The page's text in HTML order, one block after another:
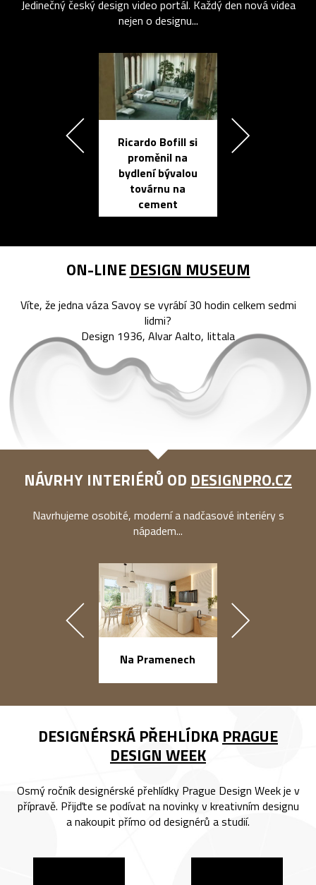
Jedinečný český design video portál. Každý den nová videa
nejen o designu...
Ricardo Bofill si
proměnil na
bydlení bývalou
továrnu na
cement
ON-LINE DESIGN MUSEUM
Víte, že jedna váza Savoy se vyrábí 30 hodin celkem sedmi
lidmi?
Design 1936, Alvar Aalto, Iittala
NÁVRHY INTERIÉRŮ OD DESIGNPRO.CZ
Navrhujeme osobité, moderní a nadčasové interiéry s
nápadem...
Na Pramenech
DESIGNÉRSKÁ PŘEHLÍDKA PRAGUE
DESIGN WEEK
Osmý ročník designérské přehlídky Prague Design Week je v
přípravě. Přijďte se podívat na novinky v kreativním designu
a nakoupit přímo od designérů a studií.